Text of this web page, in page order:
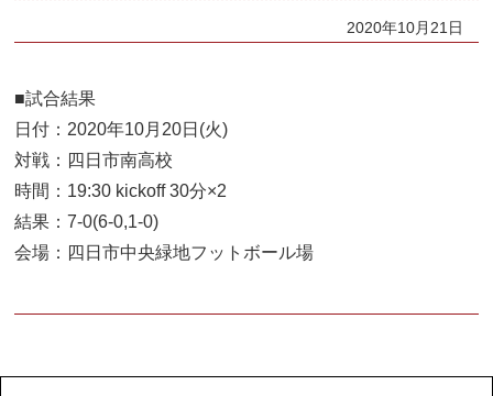
2020年10月21日
■試合結果
日付：2020年10月20日(火)
対戦：四日市南高校
時間：19:30 kickoff 30分×2
結果：7-0(6-0,1-0)
会場：四日市中央緑地フットボール場